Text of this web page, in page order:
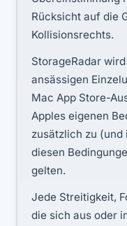
Rücksicht auf die
Kollisionsrechts.
StorageRadar
ansässigen
Mac App Store-
Apples eigenen
zusätzlich zu
diesen
gelten.
Jede Streitigkeit,
die sich aus oder